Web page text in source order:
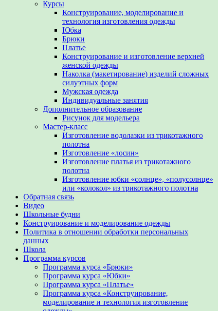
Курсы
Конструирование, моделирование и
технология изготовления одежды
Юбка
Брюки
Платье
Конструирование и изготовление верхней
женской одежды
Наколка (макетирование) изделий сложных
силуэтных форм
Мужская одежда
Индивидуальные занятия
Дополнительное образование
Рисунок для модельера
Мастер-класс
Изготовление водолазки из трикотажного
полотна
Изготовление «лосин»
Изготовление платья из трикотажного
полотна
Изготовление юбки «солнце», «полусолнце»
или «колокол» из трикотажного полотна
Обратная связь
Видео
Школьные будни
Конструирование и моделирование одежды
Политика в отношении обработки персональных
данных
Школа
Программа курсов
Программа курса «Брюки»
Программа курса «Юбки»
Программа курса «Платье»
Программа курса «Конструирование,
моделирование и технология изготовление